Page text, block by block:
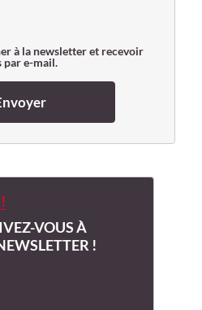
à la newsletter et recevoir
par e-mail.
VOUS À
!